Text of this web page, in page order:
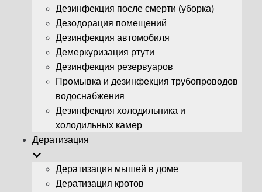
Дезинфекция после смерти (уборка)
Дезодорация помещений
Дезинфекция автомобиля
Демеркуризация ртути
Дезинфекция резервуаров
Промывка и дезинфекция трубопроводов
водоснабжения
Дезинфекция холодильника и
холодильных камер
Дератизация
Дератизация мышей в доме
Дератизация кротов